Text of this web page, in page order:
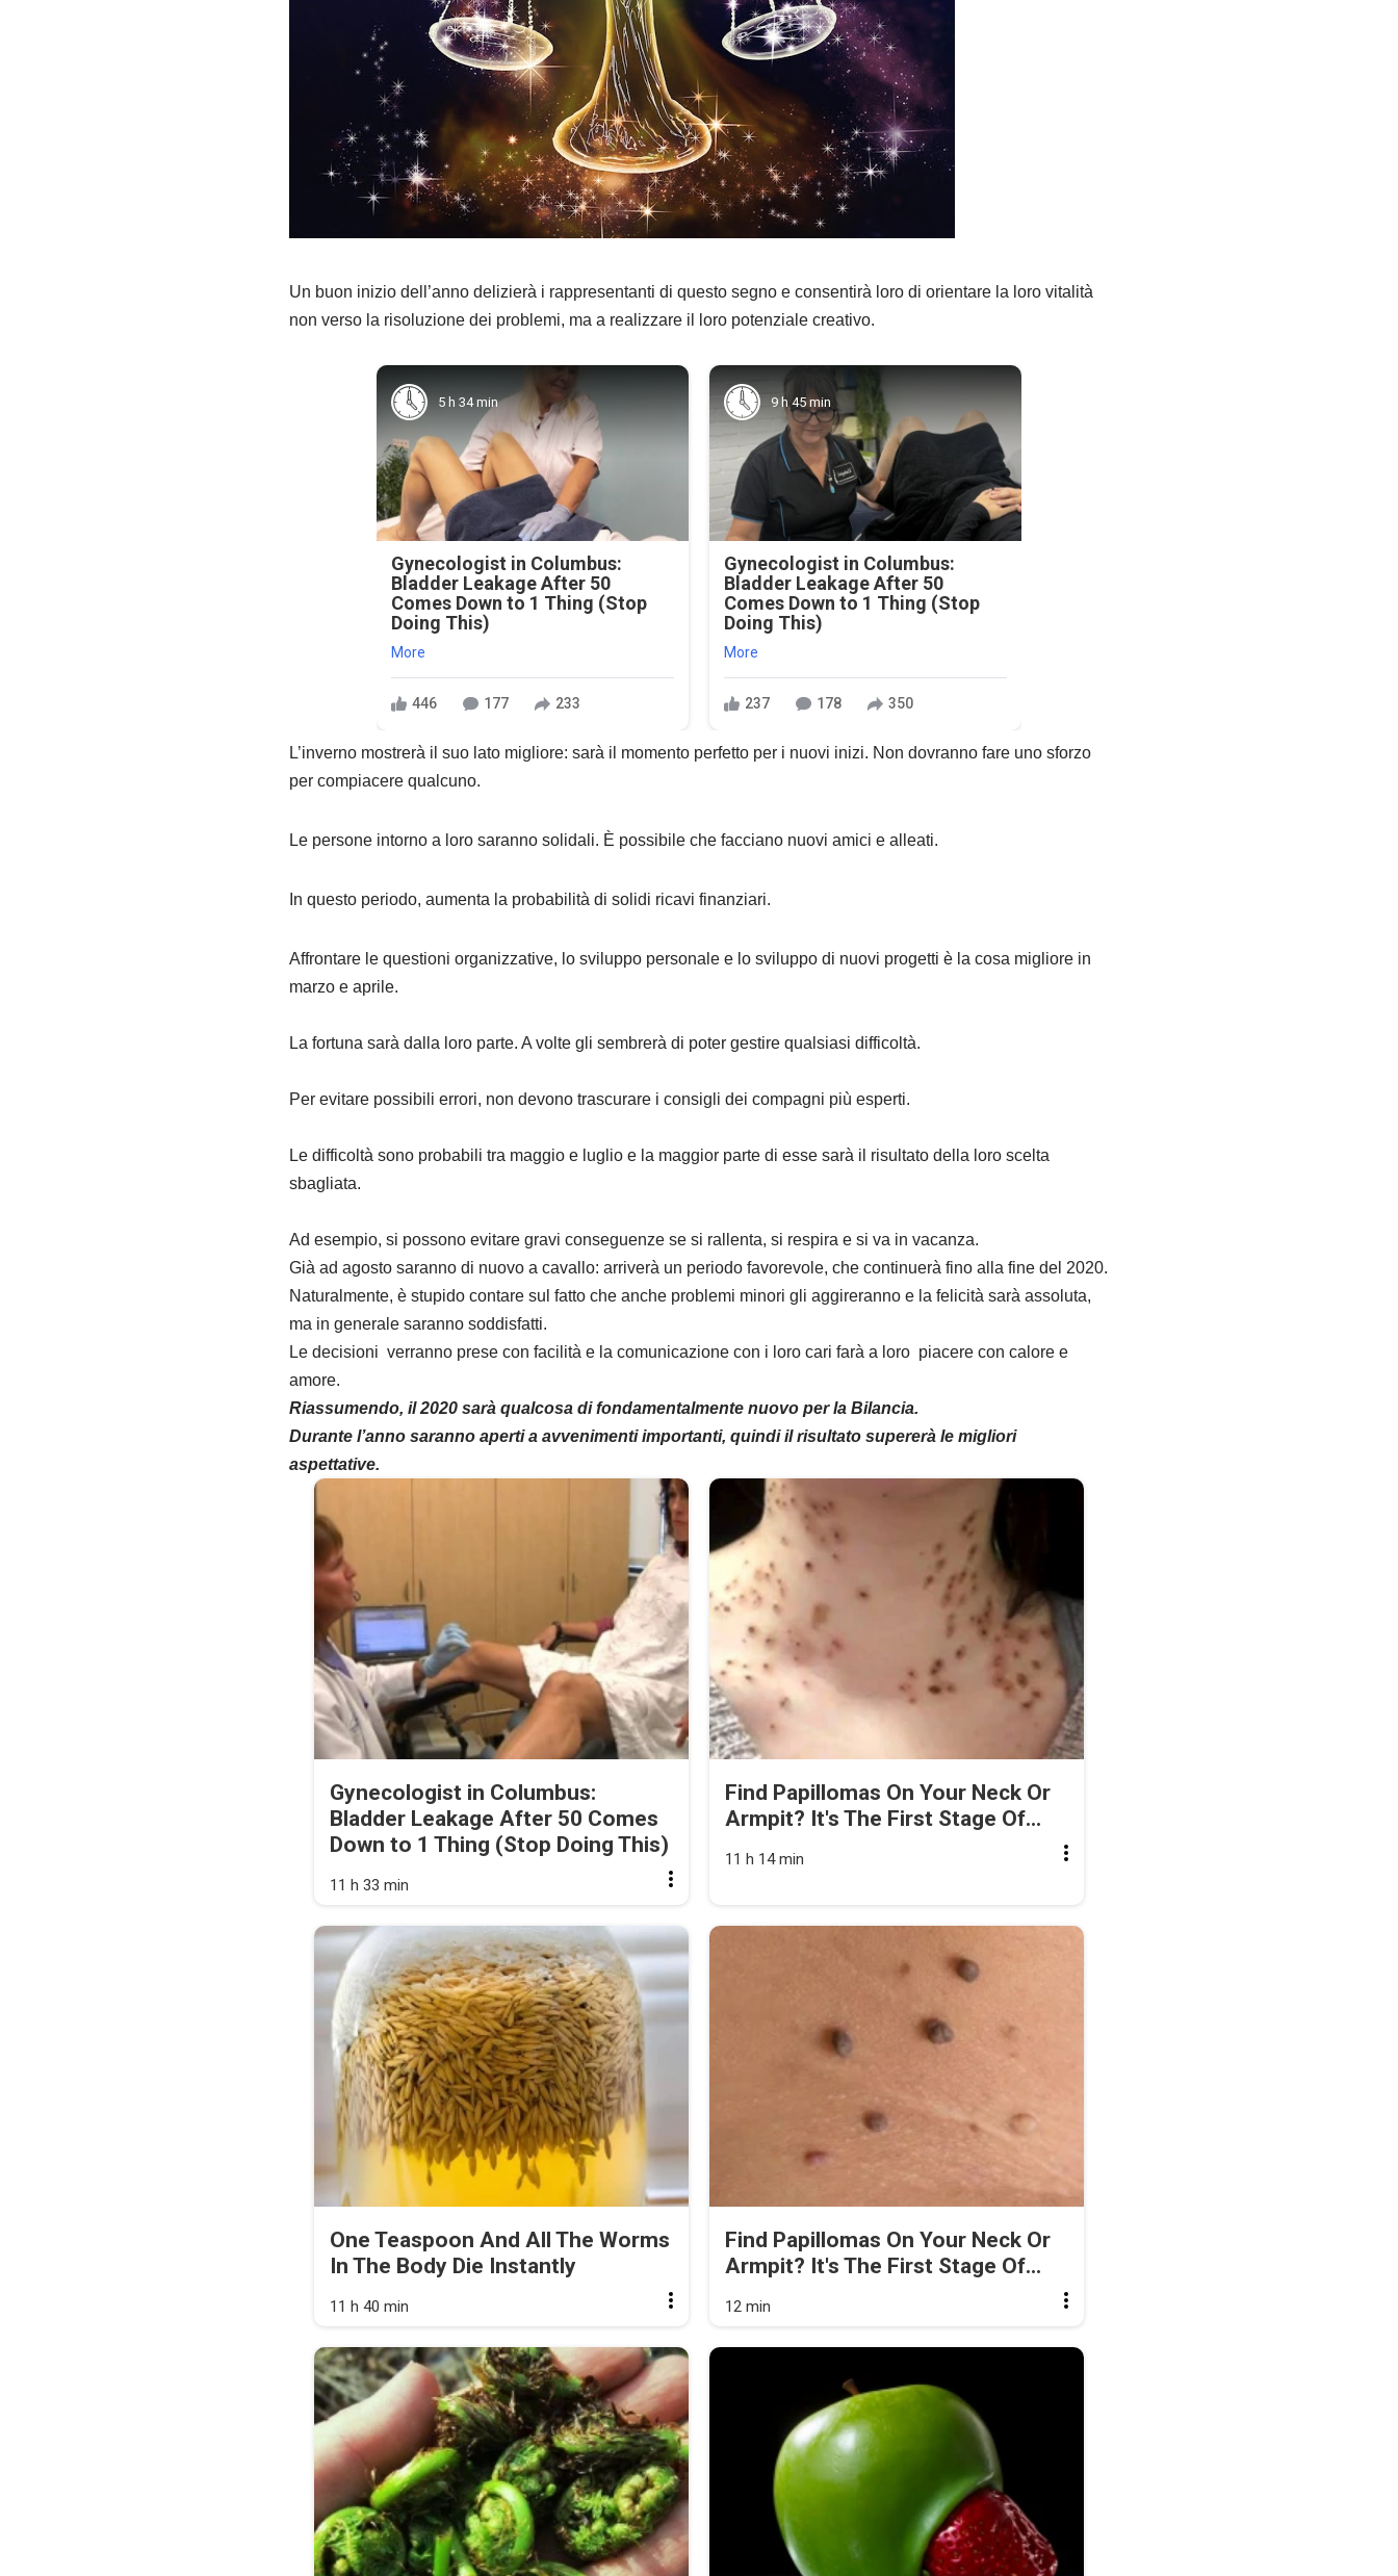
Un buon inizio dell’anno delizierà i rappresentanti di questo segno e consentirà loro di orientare la loro vitalità
non verso la risoluzione dei problemi, ma a realizzare il loro potenziale creativo.
5 h 34 min
Gynecologist in Columbus:
Bladder Leakage After 50
Comes Down to 1 Thing (Stop
Doing This)
More
446 177 233
9 h 45 min
Gynecologist in Columbus:
Bladder Leakage After 50
Comes Down to 1 Thing (Stop
Doing This)
More
237 178 350
L’inverno mostrerà il suo lato migliore: sarà il momento perfetto per i nuovi inizi. Non dovranno fare uno sforzo
per compiacere qualcuno.
Le persone intorno a loro saranno solidali. È possibile che facciano nuovi amici e alleati.
In questo periodo, aumenta la probabilità di solidi ricavi finanziari.
Affrontare le questioni organizzative, lo sviluppo personale e lo sviluppo di nuovi progetti è la cosa migliore in
marzo e aprile.
La fortuna sarà dalla loro parte. A volte gli sembrerà di poter gestire qualsiasi difficoltà.
Per evitare possibili errori, non devono trascurare i consigli dei compagni più esperti.
Le difficoltà sono probabili tra maggio e luglio e la maggior parte di esse sarà il risultato della loro scelta
sbagliata.
Ad esempio, si possono evitare gravi conseguenze se si rallenta, si respira e si va in vacanza.
Già ad agosto saranno di nuovo a cavallo: arriverà un periodo favorevole, che continuerà fino alla fine del 2020.
Naturalmente, è stupido contare sul fatto che anche problemi minori gli aggireranno e la felicità sarà assoluta,
ma in generale saranno soddisfatti.
Le decisioni verranno prese con facilità e la comunicazione con i loro cari farà a loro piacere con calore e
amore.
Riassumendo, il 2020 sarà qualcosa di fondamentalmente nuovo per la Bilancia.
Durante l’anno saranno aperti a avvenimenti importanti, quindi il risultato supererà le migliori
aspettative.
Gynecologist in Columbus:
Bladder Leakage After 50 Comes
Down to 1 Thing (Stop Doing This)
11 h 33 min
Find Papillomas On Your Neck Or
Armpit? It's The First Stage Of...
11 h 14 min
One Teaspoon And All The Worms
In The Body Die Instantly
11 h 40 min
Find Papillomas On Your Neck Or
Armpit? It's The First Stage Of...
12 min